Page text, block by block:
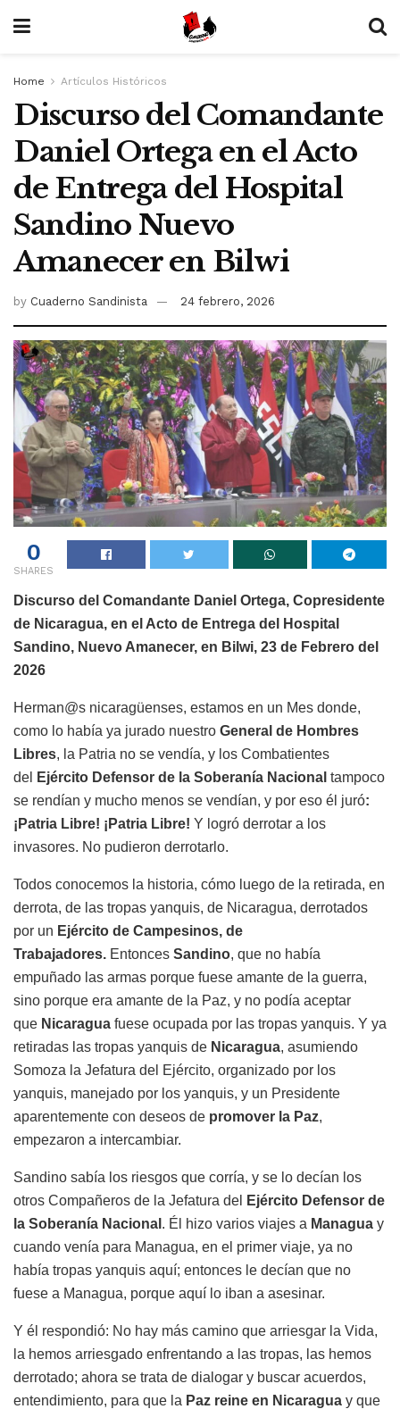
Home Artículos Históricos
Discurso del Comandante
Daniel Ortega en el Acto
de Entrega del Hospital
Sandino Nuevo
Amanecer en Bilwi
by Cuaderno Sandinista 24 febrero, 2026
0
SHARES
Discurso del Comandante Daniel Ortega, Copresidente
de Nicaragua, en el Acto de Entrega del Hospital
Sandino, Nuevo Amanecer, en Bilwi, 23 de Febrero del
2026
Herman@s nicaragüenses, estamos en un Mes donde,
como lo había ya jurado nuestro General de Hombres
Libres, la Patria no se vendía, y los Combatientes
del
Ejército Defensor de la Soberanía Nacional tampoco
se rendían y mucho menos se vendían, y por eso él juró:
¡Patria Libre! ¡Patria Libre! Y logró derrotar a los
invasores. No pudieron derrotarlo.
Todos conocemos la historia, cómo luego de la retirada, en
derrota, de las tropas yanquis, de Nicaragua, derrotados
por un Ejército de Campesinos, de
Trabajadores. Entonces Sandino, que no había
empuñado las armas porque fuese amante de la guerra,
sino porque era amante de la Paz, y no podía aceptar
que Nicaragua fuese ocupada por las tropas yanquis. Y ya
retiradas las tropas yanquis de Nicaragua, asumiendo
Somoza la Jefatura del Ejército, organizado por los
yanquis, manejado por los yanquis, y un Presidente
aparentemente con deseos de promover la Paz,
empezaron a intercambiar.
Sandino sabía los riesgos que corría, y se lo decían los
otros Compañeros de la Jefatura del
Ejército Defensor de
la Soberanía Nacional . Él hizo varios viajes a Managua y
cuando venía para Managua, en el primer viaje, ya no
había tropas yanquis aquí; entonces le decían que no
fuese a Managua, porque aquí lo iban a asesinar.
Y él respondió: No hay más camino que arriesgar la Vida,
la hemos arriesgado enfrentando a las tropas, las hemos
derrotado; ahora se trata de dialogar y buscar acuerdos,
entendimiento, para que la Paz reine en Nicaragua y que